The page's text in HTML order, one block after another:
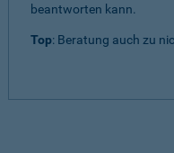
beantworten kann.
Top: Beratung auch zu